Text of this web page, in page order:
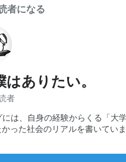
者になる
ありたい。
者
は、自身の経験からくる「大学
った社会のリアルを書いていま